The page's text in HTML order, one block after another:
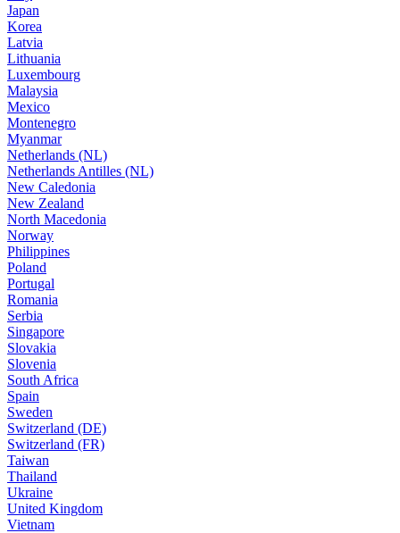
Japan
Korea
Latvia
Lithuania
Luxembourg
Malaysia
Mexico
Montenegro
Myanmar
Netherlands (NL)
Netherlands Antilles (NL)
New Caledonia
New Zealand
North Macedonia
Norway
Philippines
Poland
Portugal
Romania
Serbia
Singapore
Slovakia
Slovenia
South Africa
Spain
Sweden
Switzerland (DE)
Switzerland (FR)
Taiwan
Thailand
Ukraine
United Kingdom
Vietnam